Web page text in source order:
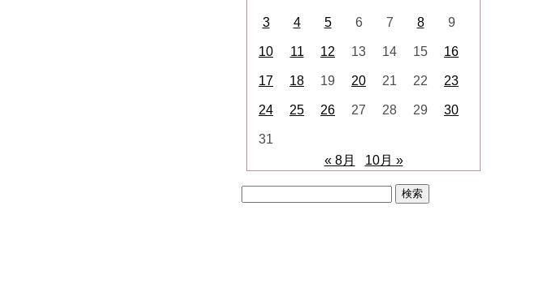
3 4 5 6 7 8 9
10 11 12 13 14 15 16
17 18 19 20 21 22 23
24 25 26 27 28 29 30
31
« 8月
10月 »
検
索: